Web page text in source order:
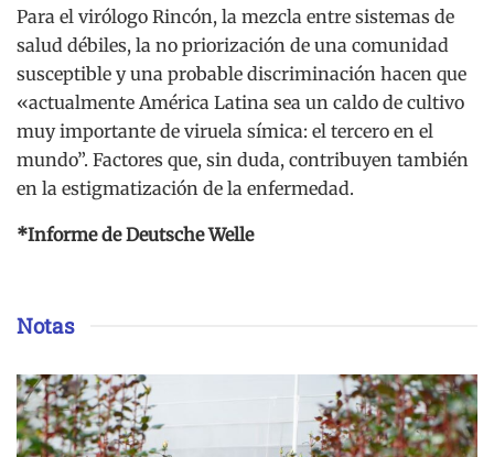
Para el virólogo Rincón, la mezcla entre sistemas de
salud débiles, la no priorización de una comunidad
susceptible y una probable discriminación hacen que
«actualmente América Latina sea un caldo de cultivo
muy importante de viruela símica: el tercero en el
mundo”. Factores que, sin duda, contribuyen también
en la estigmatización de la enfermedad.
*Informe de Deutsche Welle
Notas